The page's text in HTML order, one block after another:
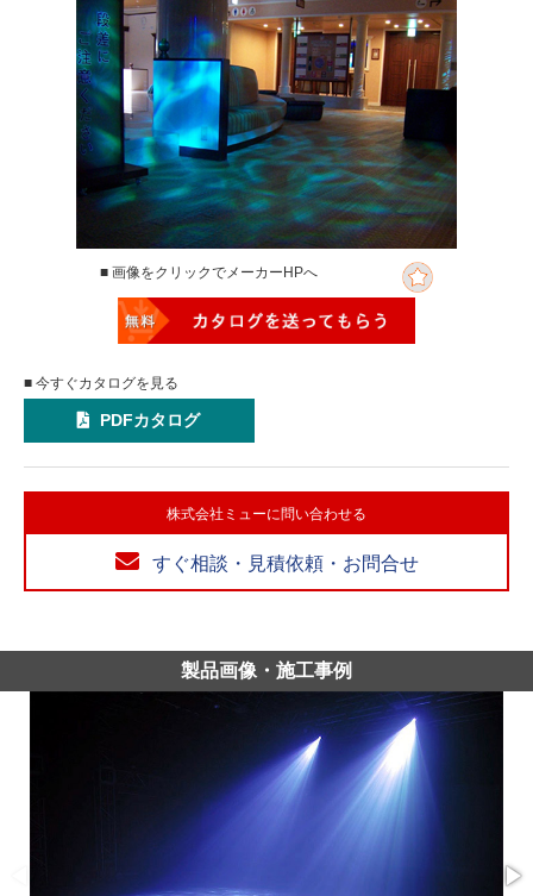
■ 画像をクリックでメーカーHPへ
■ 今すぐカタログを見る
PDFカタログ
株式会社ミューに問い合わせる
すぐ相談・見積依頼・お問合せ
製品画像・施工事例